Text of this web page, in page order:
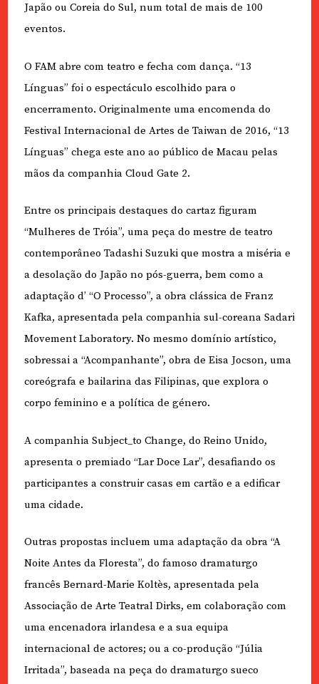
Japão ou Coreia do Sul, num total de mais de 100
eventos.
O FAM abre com teatro e fecha com dança. “13
Línguas” foi o espectáculo escolhido para o
encerramento. Originalmente uma encomenda do
Festival Internacional de Artes de Taiwan de 2016, “13
Línguas” chega este ano ao público de Macau pelas
mãos da companhia Cloud Gate 2.
Entre os principais destaques do cartaz figuram
“Mulheres de Tróia”, uma peça do mestre de teatro
contemporâneo Tadashi Suzuki que mostra a miséria e
a desolação do Japão no pós-guerra, bem como a
adaptação d’ “O Processo”, a obra clássica de Franz
Kafka, apresentada pela companhia sul-coreana Sadari
Movement Laboratory. No mesmo domínio artístico,
sobressai a “Acompanhante”, obra de Eisa Jocson, uma
coreógrafa e bailarina das Filipinas, que explora o
corpo feminino e a política de género.
A companhia Subject_to Change, do Reino Unido,
apresenta o premiado “Lar Doce Lar”, desafiando os
participantes a construir casas em cartão e a edificar
uma cidade.
Outras propostas incluem uma adaptação da obra “A
Noite Antes da Floresta”, do famoso dramaturgo
francês Bernard-Marie Koltès, apresentada pela
Associação de Arte Teatral Dirks, em colaboração com
uma encenadora irlandesa e a sua equipa
internacional de actores; ou a co-produção “Júlia
Irritada”, baseada na peça do dramaturgo sueco